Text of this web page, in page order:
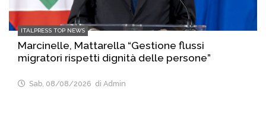
ITALPRESS TOP NEWS
Marcinelle, Mattarella “Gestione flussi
migratori rispetti dignità delle persone”
Sab, 08/08/2026 di Admin